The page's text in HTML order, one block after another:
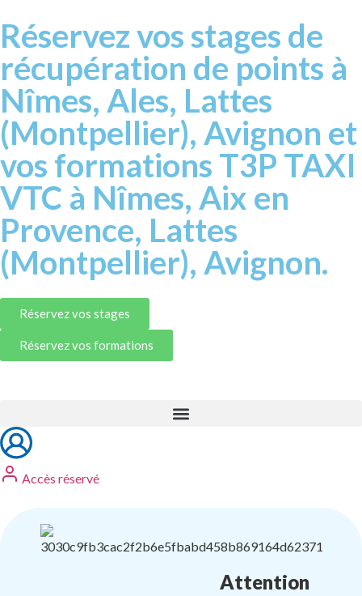
Réservez vos stages de
récupération de points à
Nîmes, Ales, Lattes
(Montpellier), Avignon et
vos formations T3P TAXI
VTC à Nîmes, Aix en
Provence, Lattes
(Montpellier), Avignon.
Réservez vos stages
Réservez vos formations
Accès réservé
Attention